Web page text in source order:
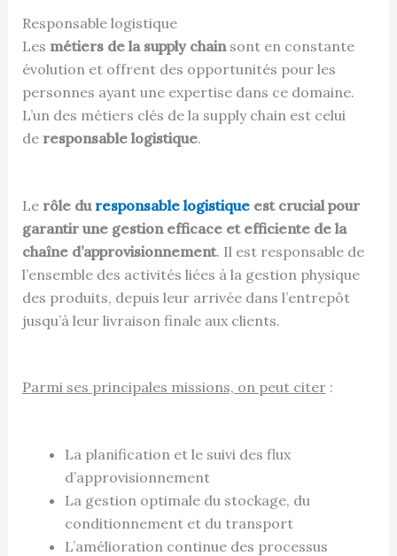
Responsable logistique
Les métiers de la supply chainsont en constante
évolution et offrent des opportunités pour les
personnes ayant une expertise dans ce domaine.
L’un des métiers clés de la supply chain est celui
de responsable logistique.
Le rôle du responsable logistiqueest crucial pour
garantir une gestion efficace et efficiente de la
chaîne d’approvisionnement. Il est responsable de
l’ensemble des activités liées à la gestion physique
des produits, depuis leur arrivée dans l’entrepôt
jusqu’à leur livraison finale aux clients.
Parmi ses principales missions, on peut citer:
La planification et le suivi des flux
d’approvisionnement
La gestion optimale du stockage, du
conditionnement et du transport
L’amélioration continue des processus